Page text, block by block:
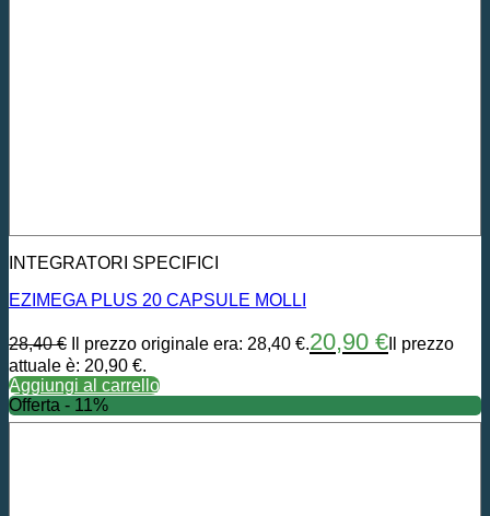
INTEGRATORI SPECIFICI
EZIMEGA PLUS 20 CAPSULE MOLLI
28,40€ Il prezzo originale era: 28,40 €.20,90 € Il prezzo
attuale è: 20,90 €.
Aggiungi al carrello
Offerta - 11%